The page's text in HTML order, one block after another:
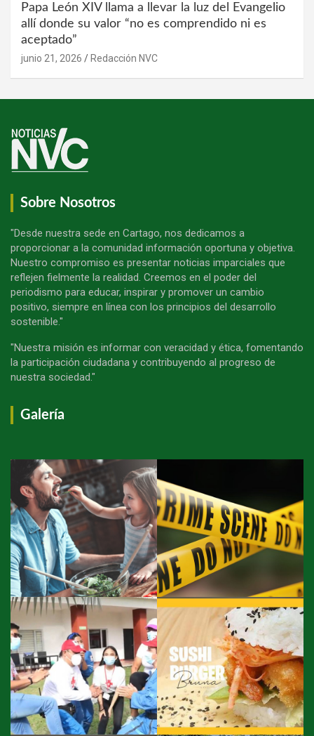
Papa León XIV llama a llevar la luz del Evangelio
allí donde su valor “no es comprendido ni es
aceptado”
junio 21, 2026 Redacción NVC
Sobre Nosotros
"Desde nuestra sede en Cartago, nos dedicamos a
proporcionar a la comunidad información oportuna y objetiva.
Nuestro compromiso es presentar noticias imparciales que
reflejen fielmente la realidad. Creemos en el poder del
periodismo para educar, inspirar y promover un cambio
positivo, siempre en línea con los principios del desarrollo
sostenible."
"Nuestra misión es informar con veracidad y ética, fomentando
la participación ciudadana y contribuyendo al progreso de
nuestra sociedad."
Galería